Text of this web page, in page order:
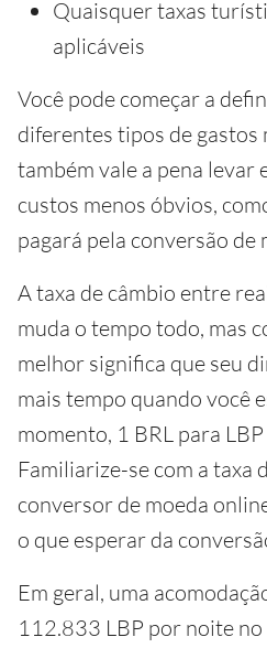
Quaisquer taxas
aplicáveis
Você pode começar a
diferentes tipos de gastos
também vale a pena levar
custos menos óbvios,
pagará pela conversão de
A taxa de câmbio entre
muda o tempo todo, mas
melhor significa que seu
mais tempo quando você
momento, 1 BRL para
Familiarize-se com a taxa
conversor de moeda
o que esperar da
Em geral, uma
112.833 LBP por noite